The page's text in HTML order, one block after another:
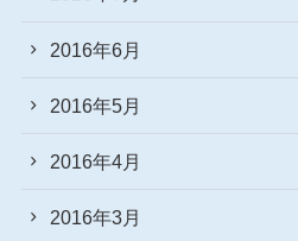
2016年6月
2016年5月
2016年4月
2016年3月